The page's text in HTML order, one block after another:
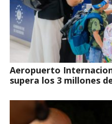
Aeropuerto
supera los 3 millones